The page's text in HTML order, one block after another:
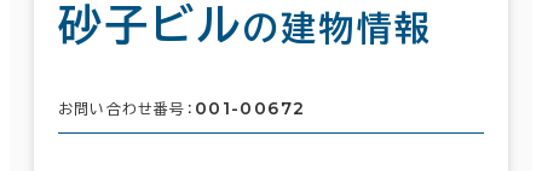
砂子ビルの建物情報
お問い合わせ番号： 001-00672